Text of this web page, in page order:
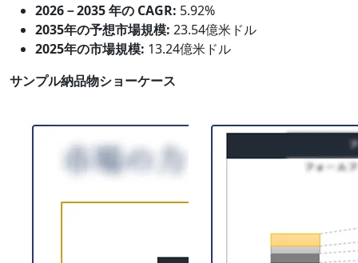
2026－2035 年の CAGR: 5.92%
2035年の予想市場規模: 23.54億米ドル
2025年の市場規模: 13.24億米ドル
サンプル納品物ショーケース